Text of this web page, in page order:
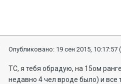
Опубликовано: 19 сен 2015, 10:17:57
ТС, я тебя обрадую, на 15ом
недавно 4 чел вроде было) и все